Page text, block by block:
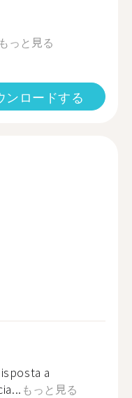
もっと見る
ンロードする
a
もっと見る